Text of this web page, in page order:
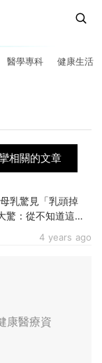
醫學專科 健康生活
相關的文章
4 years ago
乳驚見「乳頭掉
：從不知道這種
攣成因）
康醫療資